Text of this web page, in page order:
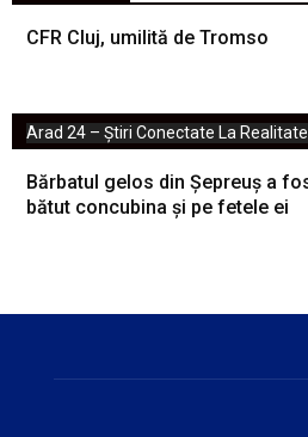
CFR Cluj, umilită de Tromso
Arad 24 – Știri Conectate La Realitate
Bărbatul gelos din Șepreuș a
bătut concubina și pe fetele ei